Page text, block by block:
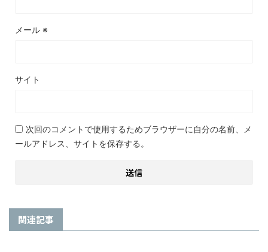
メール ※
サイト
次回のコメントで使用するためブラウザーに自分の名前、メ
ールアドレス、サイトを保存する。
関連記事